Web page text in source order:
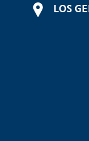
LOS